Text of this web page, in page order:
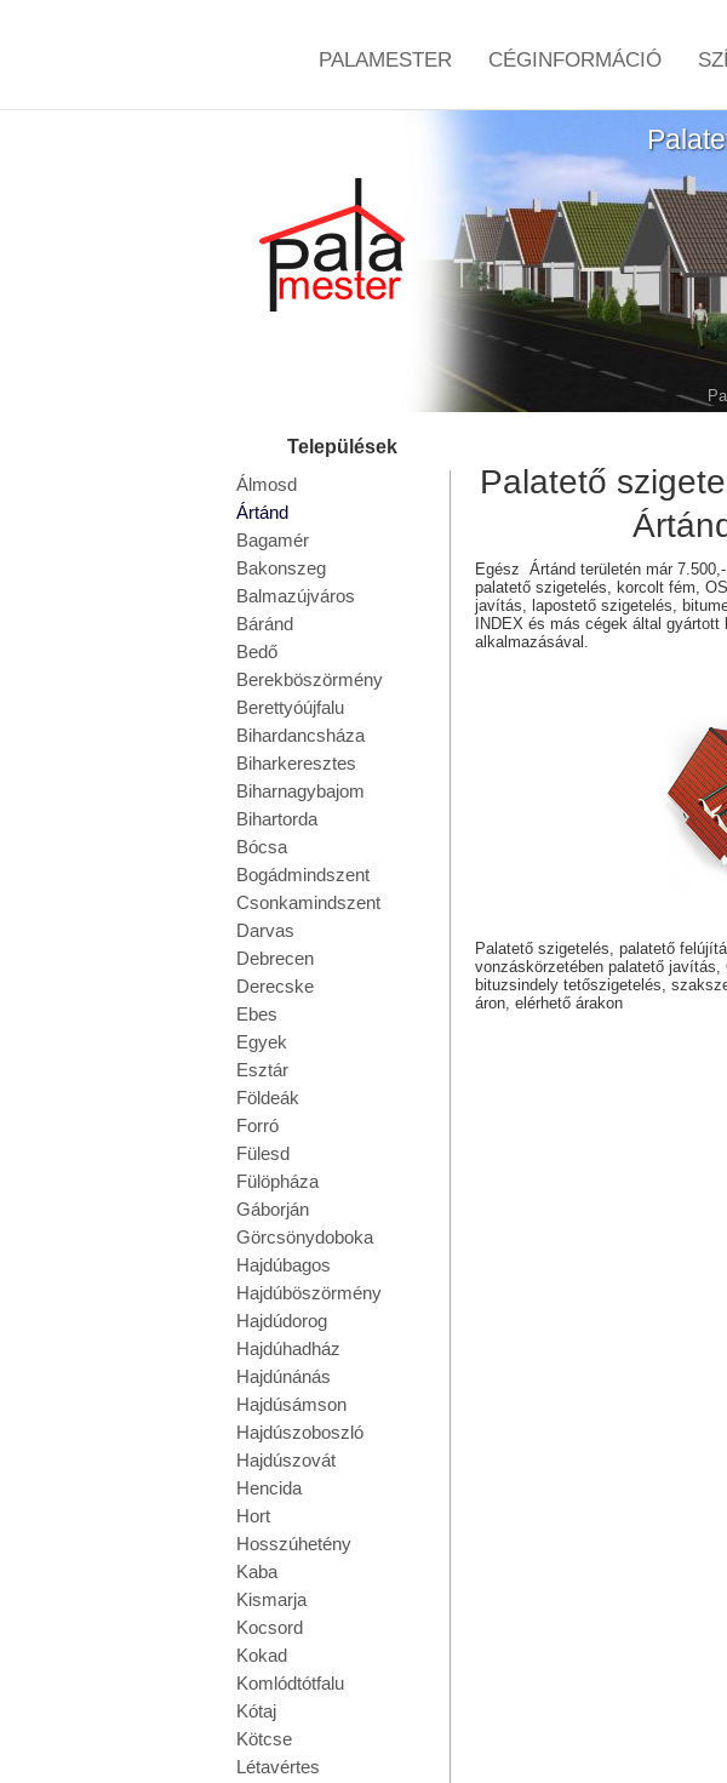
PALAMESTER CÉGINFORMÁCIÓ
Álmosd
Ártánd
Bagamér
Bakonszeg
Balmazújváros
Báránd
Bedő
Berekböszörmény
Berettyóújfalu
Bihardancsháza
Biharkeresztes
Biharnagybajom
Bihartorda
Bócsa
Bogádmindszent
Csonkamindszent
Darvas
Debrecen
Derecske
Ebes
Egyek
Esztár
Földeák
Forró
Fülesd
Fülöpháza
Gáborján
Görcsönydoboka
Hajdúbagos
Hajdúböszörmény
Hajdúdorog
Hajdúhadház
Hajdúnánás
Hajdúsámson
Hajdúszoboszló
Hajdúszovát
Hencida
Hort
Hosszúhetény
Kaba
Kismarja
Kocsord
Kokad
Komlódtótfalu
Kótaj
Kötcse
Létavértes
Palatető
Egész Ártánd területén már
palatető szigetelés, korcolt fém,
javítás, lapostető szigetelés,
INDEX és más cégek által
alkalmazásával.
Palatető szigetelés, palatető
vonzáskörzetében palatető
bituzsindely tetőszigetelés,
áron, elérhető árakon